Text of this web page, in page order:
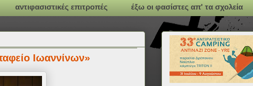
αντιφασιστικές επιτροπές έξω οι φασίστες απ' τα σχολεία
Ιωαννίνων»